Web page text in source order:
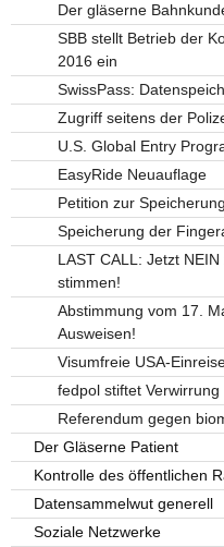
Der gläserne
SBB stellt Betrieb der
2016 ein
SwissPass:
Zugriff seitens der
U.S. Global Entry
EasyRide Neuauflage
Petition zur
Speicherung der
LAST CALL: Jetzt
stimmen!
Abstimmung vom 17.
Ausweisen!
Visumfreie USA-
fedpol stiftet Verwirrung
Referendum gegen
Der Gläserne Patient
Kontrolle des öffentlichen
Datensammelwut generell
Soziale Netzwerke